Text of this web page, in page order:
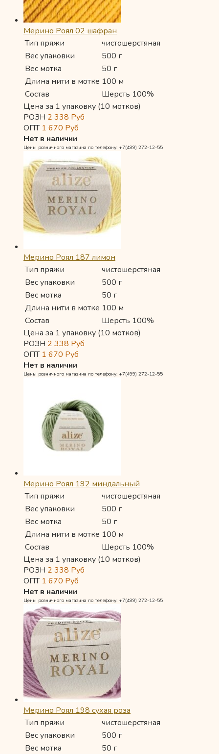
Мерино Роял 02 шафран
Тип пряжи
чистошерстяная
Вес упаковки
500 г
Вес мотка
50 г
Длина нити в мотке 100 м
Состав
Шерсть 100%
Цена за 1 упаковку (10 мотков)
РОЗН 2 338 Руб
ОПТ 1 670 Руб
Нет в наличии
Цены розничного магазина по телефону: +7(499) 272-12-55
Мерино Роял 187 лимон
Тип пряжи
чистошерстяная
Вес упаковки
500 г
Вес мотка
50 г
Длина нити в мотке 100 м
Состав
Шерсть 100%
Цена за 1 упаковку (10 мотков)
РОЗН 2 338 Руб
ОПТ 1 670 Руб
Нет в наличии
Цены розничного магазина по телефону: +7(499) 272-12-55
Мерино Роял 192 миндальный
Тип пряжи
чистошерстяная
Вес упаковки
500 г
Вес мотка
50 г
Длина нити в мотке 100 м
Состав
Шерсть 100%
Цена за 1 упаковку (10 мотков)
РОЗН 2 338 Руб
ОПТ 1 670 Руб
Нет в наличии
Цены розничного магазина по телефону: +7(499) 272-12-55
Мерино Роял 198 сухая роза
Тип пряжи
чистошерстяная
Вес упаковки
500 г
Вес мотка
50 г